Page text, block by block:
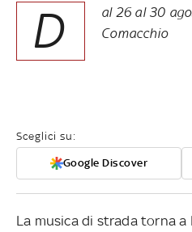
D
al 26 al 30
Comacchio
Sceglici su:
Google Discover
La musica di strada torna a